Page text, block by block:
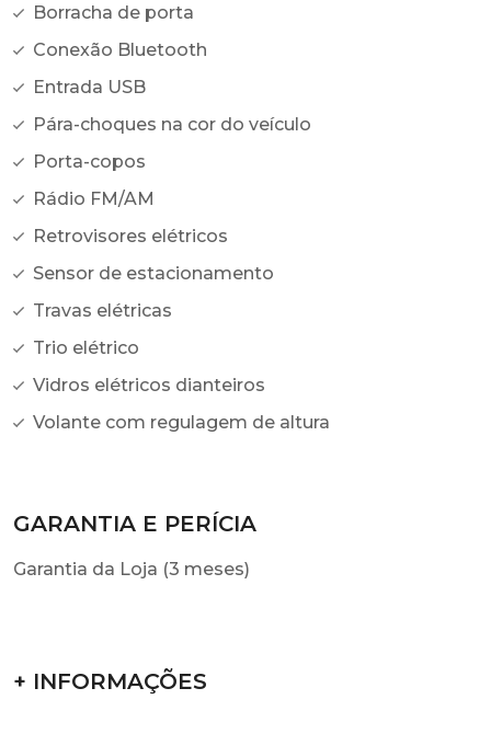
Borracha de porta
Conexão Bluetooth
Entrada USB
Pára-choques na cor do veículo
Porta-copos
Rádio FM/AM
Retrovisores elétricos
Sensor de estacionamento
Travas elétricas
Trio elétrico
Vidros elétricos dianteiros
Volante com regulagem de altura
GARANTIA E PERÍCIA
Garantia da Loja (3 meses)
+ INFORMAÇÕES